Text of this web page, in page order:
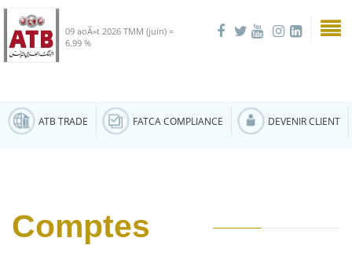
09 aoÃ»t 2026 TMM (juin) =
6.99 %
ATB TRADE FATCA COMPLIANCE DEVENIR CLIENT
Comptes